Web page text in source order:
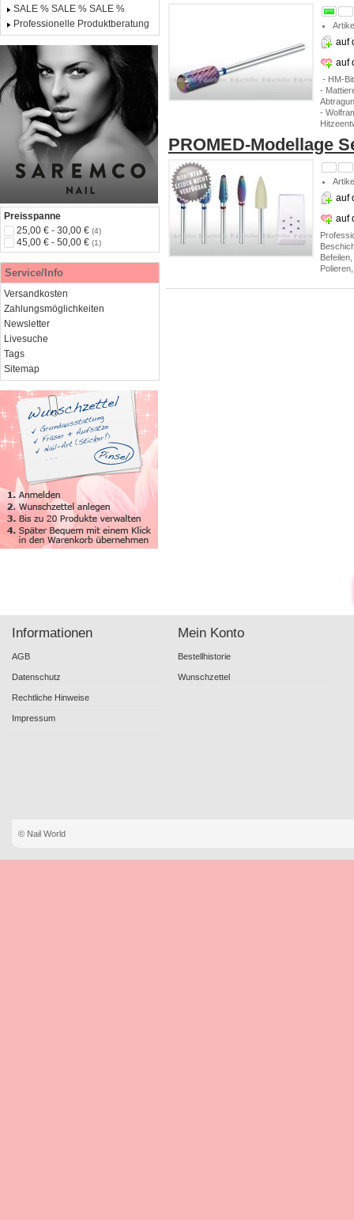
auf
auf
- HM-
-
-
PROMED-Modellage
auf
auf
SALE % SALE % SALE %
Professionelle Produktberatung
Preisspanne
25,00 € - 30,00 € (4)
45,00 € - 50,00 € (1)
Service/Info
Versandkosten
Zahlungsmöglichkeiten
Newsletter
Livesuche
Tags
Sitemap
Informationen
AGB
Datenschutz
Rechtliche Hinweise
Impressum
Mein Konto
Bestellhistorie
Wunschzettel
© Nail World